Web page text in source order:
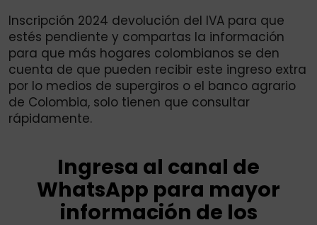
Inscripción 2024 devolución del IVA para que
estés pendiente y compartas la información
para que más hogares colombianos se den
cuenta de que pueden recibir este ingreso extra
por lo medios de supergiros o el banco agrario
de Colombia, solo tienen que consultar
rápidamente.
Ingresa al canal de
WhatsApp para mayor
información de los